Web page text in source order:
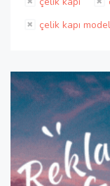
çelik kapı